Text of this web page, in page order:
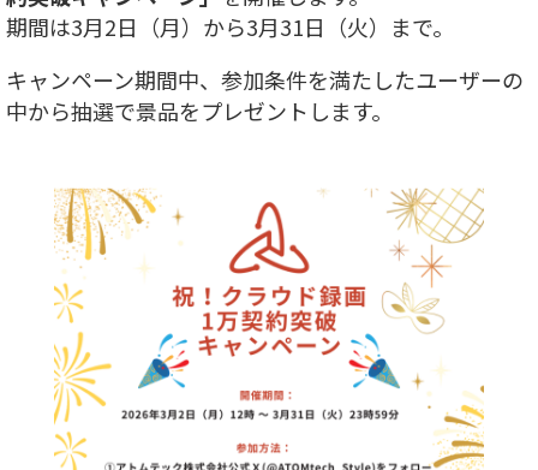
期間は3月2日（月）から3月31日（火）まで。
キャンペーン期間中、参加条件を満たしたユーザーの
中から抽選で景品をプレゼントします。